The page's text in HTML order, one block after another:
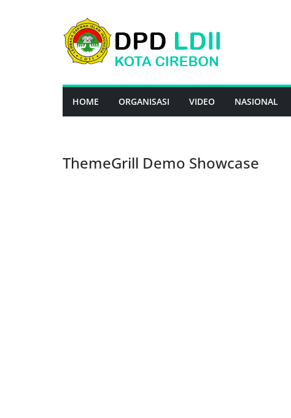
HOME ORGANISASI VIDEO NASIONAL
ThemeGrill Demo Showcase